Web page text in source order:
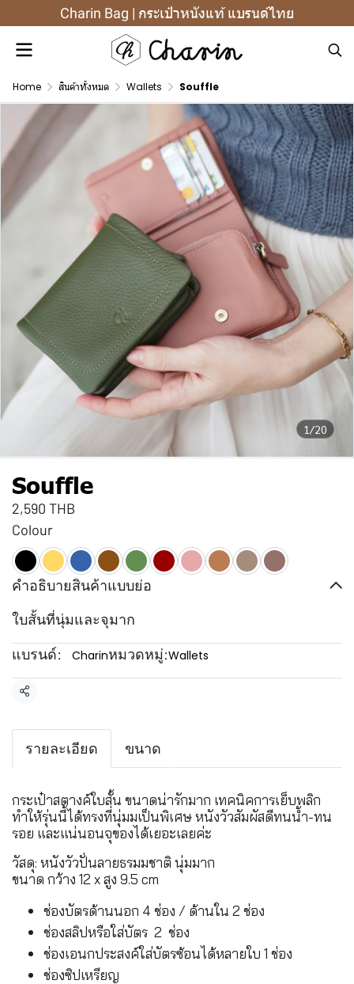
Charin Bag | กระเป๋าหนังแท้ แบรนด์ไทย
Home สินค้าทั้งหมด Wallets Souffle
1/20
Souffle
2,590 THB
Colour
คำอธิบายสินค้าแบบย่อ
ใบสั้นที่นุ่มและจุมาก
แบรนด์:
Charinหมวดหมู่:Wallets
แชร์
รายละเอียด ขนาด
กระเป๋าสตางค์ใบสั้น ขนาดน่ารักมาก เทคนิคการเย็บพลิก
ทำให้รุ่นนี้ได้ทรงที่นุ่มมเป็นพิเศษ หนังวัวสัมผัสดีทนน้ำ-ทน
รอย และแน่นอนจุของได้เยอะเลยค่ะ
วัสดุ: หนังวัวปั่นลายธรมมชาติ นุ่มมาก
ขนาด กว้าง 12 x สูง 9.5 cm
ช่องบัตรด้านนอก 4 ช่อง / ด้านใน 2 ช่อง
ช่องสลิปหรือใส่บัตร 2 ช่อง
ช่องเอนกประสงค์ใส่บัตรซ้อนได้หลายใบ 1 ช่อง
ช่องซิปเหรียญ